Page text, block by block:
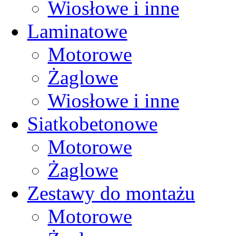
Wiosłowe i inne
Laminatowe
Motorowe
Żaglowe
Wiosłowe i inne
Siatkobetonowe
Motorowe
Żaglowe
Zestawy do montażu
Motorowe